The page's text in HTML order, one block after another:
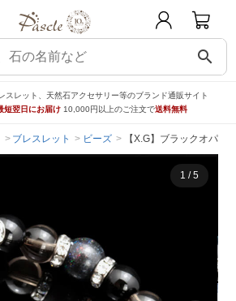
search
スレット、天然石アクセサリー等のブランド通販サイト
短翌日にお届け 10,000円以上のご注文で送料無料
ブレスレット ビーズ 【X.G】ブラックオパー
1 /5